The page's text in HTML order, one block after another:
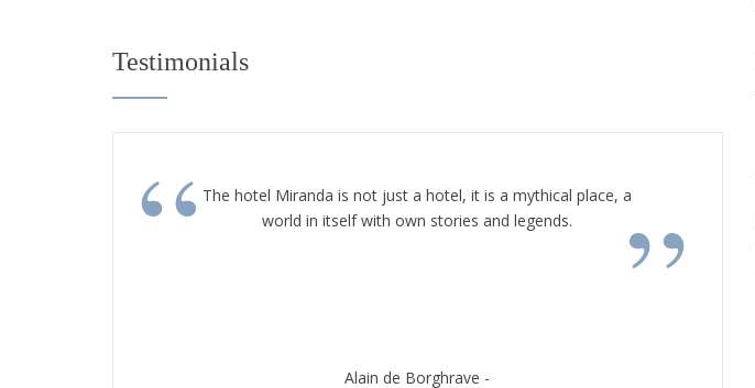
Testimonials
“ The hotel Miranda is not just a hotel, it is a mythical place, a
world in itself with own stories and legends.
”
Alain de Borghrave -